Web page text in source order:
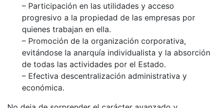
– Participación en las utilidades y acceso
progresivo a la propiedad de las empresas por
quienes trabajan en ella.
– Promoción de la organización corporativa,
evitándose la anarquía individualista y la absorción
de todas las actividades por el Estado.
– Efectiva descentralización administrativa y
económica.